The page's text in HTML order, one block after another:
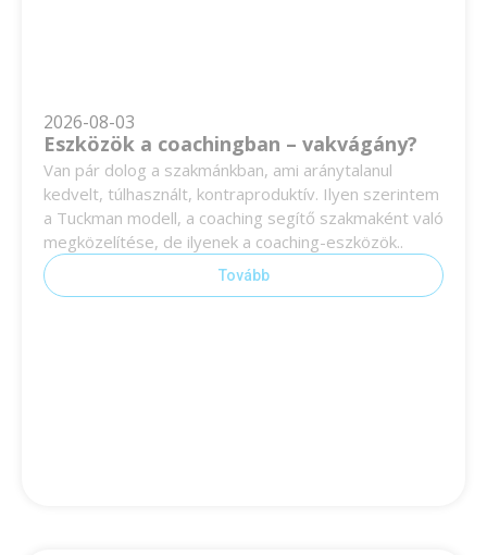
2026-08-03
Eszközök a coachingban – vakvágány?
Van pár dolog a szakmánkban, ami aránytalanul
kedvelt, túlhasznált, kontraproduktív. Ilyen szerintem
a Tuckman modell, a coaching segítő szakmaként való
megközelítése, de ilyenek a coaching-eszközök..
Tovább